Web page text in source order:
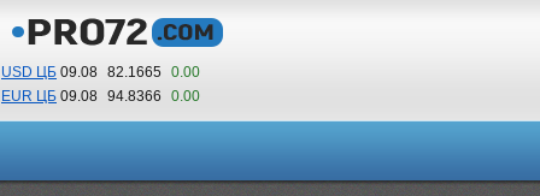
USD ЦБ 09.08 82.1665 0.00
EUR ЦБ 09.08 94.8366 0.00
02 43